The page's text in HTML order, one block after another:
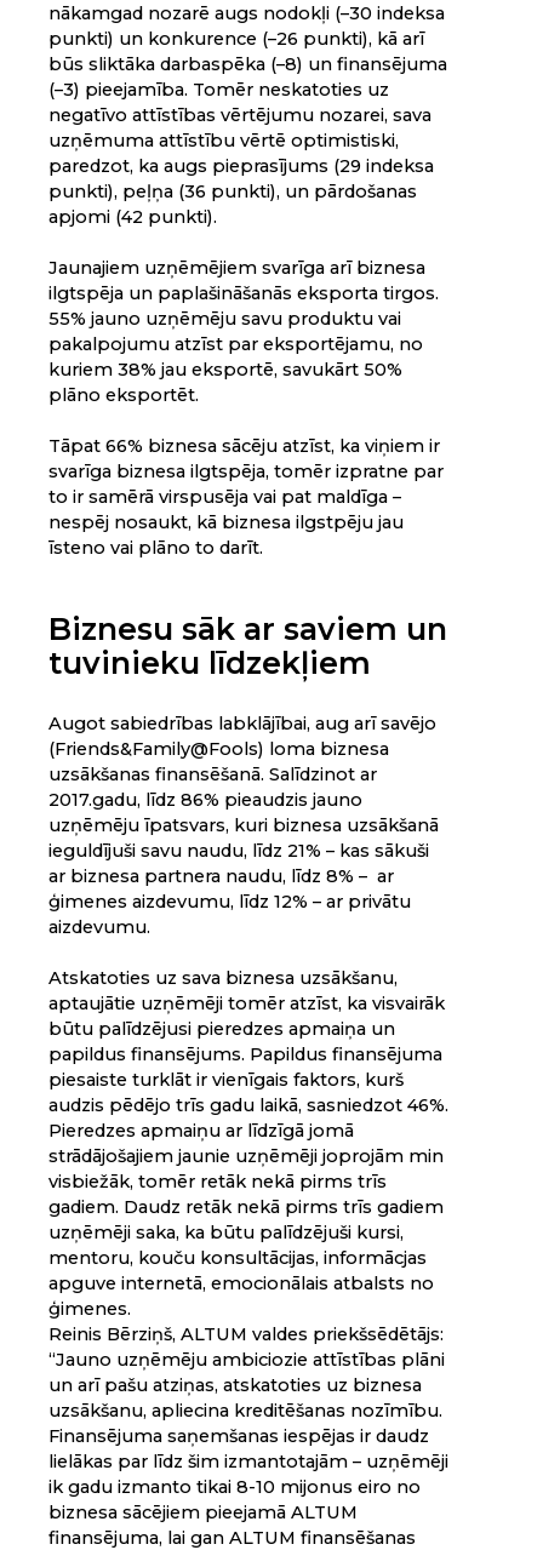
nākamgad nozarē augs nodokļi (–30 indeksa
punkti) un konkurence (–26 punkti), kā arī
būs sliktāka darbaspēka (–8) un finansējuma
(–3) pieejamība. Tomēr neskatoties uz
negatīvo attīstības vērtējumu nozarei, sava
uzņēmuma attīstību vērtē optimistiski,
paredzot, ka augs pieprasījums (29 indeksa
punkti), peļņa (36 punkti), un pārdošanas
apjomi (42 punkti).
Jaunajiem uzņēmējiem svarīga arī biznesa
ilgtspēja un paplašināšanās eksporta tirgos.
55% jauno uzņēmēju savu produktu vai
pakalpojumu atzīst par eksportējamu, no
kuriem 38% jau eksportē, savukārt 50%
plāno eksportēt.
Tāpat 66% biznesa sācēju atzīst, ka viņiem ir
svarīga biznesa ilgtspēja, tomēr izpratne par
to ir samērā virspusēja vai pat maldīga –
nespēj nosaukt, kā biznesa ilgstpēju jau
īsteno vai plāno to darīt.
Biznesu sāk ar saviem un
tuvinieku līdzekļiem
Augot sabiedrības labklājībai, aug arī savējo
(Friends&Family@Fools) loma biznesa
uzsākšanas finansēšanā. Salīdzinot ar
2017.gadu, līdz 86% pieaudzis jauno
uzņēmēju īpatsvars, kuri biznesa uzsākšanā
ieguldījuši savu naudu, līdz 21% – kas sākuši
ar biznesa partnera naudu, līdz 8% – ar
ģimenes aizdevumu, līdz 12% – ar privātu
aizdevumu.
Atskatoties uz sava biznesa uzsākšanu,
aptaujātie uzņēmēji tomēr atzīst, ka visvairāk
būtu palīdzējusi pieredzes apmaiņa un
papildus finansējums. Papildus finansējuma
piesaiste turklāt ir vienīgais faktors, kurš
audzis pēdējo trīs gadu laikā, sasniedzot 46%.
Pieredzes apmaiņu ar līdzīgā jomā
strādājošajiem jaunie uzņēmēji joprojām min
visbiežāk, tomēr retāk nekā pirms trīs
gadiem. Daudz retāk nekā pirms trīs gadiem
uzņēmēji saka, ka būtu palīdzējuši kursi,
mentoru, kouču konsultācijas, informācjas
apguve internetā, emocionālais atbalsts no
ģimenes.
Reinis Bērziņš, ALTUM valdes priekšsēdētājs:
“Jauno uzņēmēju ambiciozie attīstības plāni
un arī pašu atziņas, atskatoties uz biznesa
uzsākšanu, apliecina kreditēšanas nozīmību.
Finansējuma saņemšanas iespējas ir daudz
lielākas par līdz šim izmantotajām – uzņēmēji
ik gadu izmanto tikai 8-10 mijonus eiro no
biznesa sācējiem pieejamā ALTUM
finansējuma, lai gan ALTUM finansēšanas